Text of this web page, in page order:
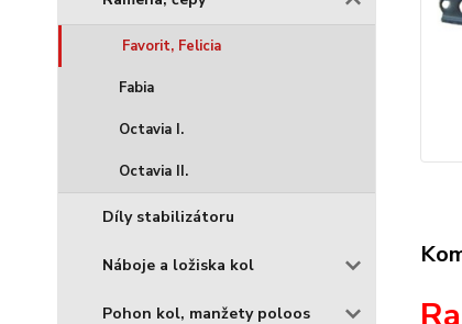
Favorit, Felicia
Fabia
Octavia I.
Octavia II.
Díly stabilizátoru
Náboje a ložiska kol
Pohon kol, manžety poloos